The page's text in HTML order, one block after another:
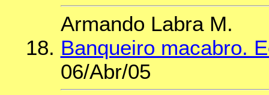
Armando Labra M.
Banqueiro macabro.
06/Abr/05